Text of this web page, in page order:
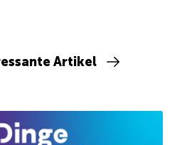
Artikel